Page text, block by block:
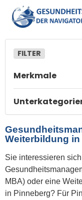
Merkmale
Weiterbildung
Sie interessieren
MBA) oder eine
in Pinneberg? Für